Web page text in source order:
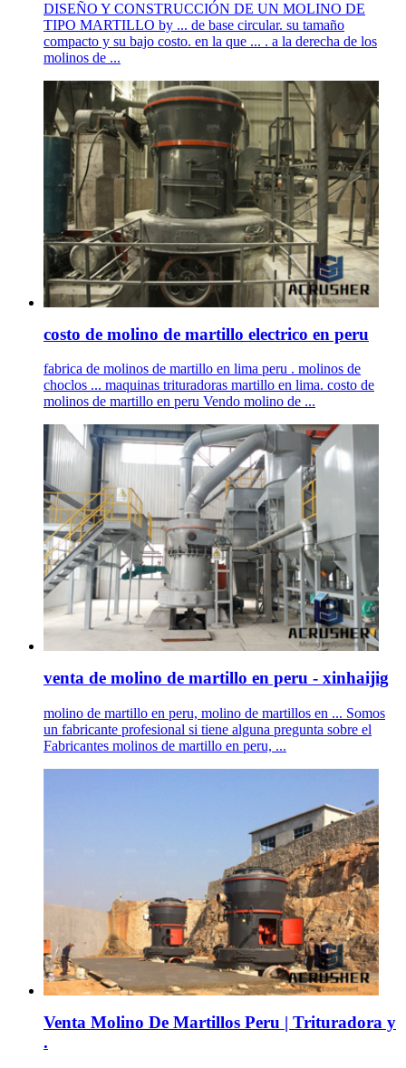
DISEÑO Y CONSTRUCCIÓN DE UN MOLINO DE
TIPO MARTILLO by ... de base circular. su tamaño
compacto y su bajo costo. en la que ... . a la derecha de los
molinos de ...
costo de molino de martillo electrico en peru
fabrica de molinos de martillo en lima peru . molinos de
choclos ... maquinas trituradoras martillo en lima. costo de
molinos de martillo en peru Vendo molino de ...
venta de molino de martillo en peru - xinhaijig
molino de martillo en peru, molino de martillos en ... Somos
un fabricante profesional si tiene alguna pregunta sobre el
Fabricantes molinos de martillo en peru, ...
Venta Molino De Martillos Peru | Trituradora y
.